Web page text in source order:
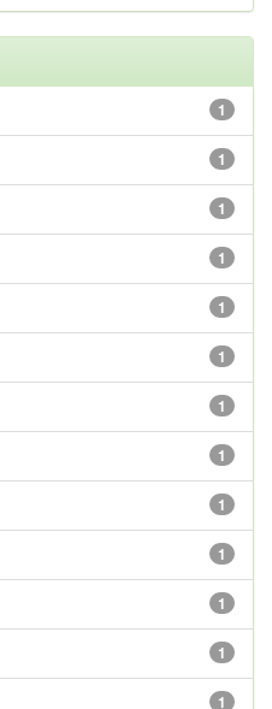
1
1
1
1
1
1
1
1
1
1
1
1
1